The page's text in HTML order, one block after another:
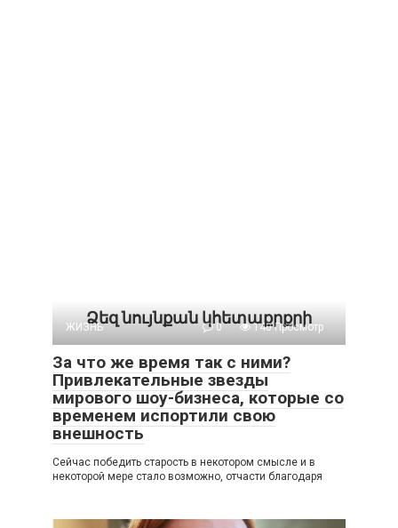
Ձեզ նույնքան կհետաքրքրի
ЖИЗНЬ 0 140 Просмотр
За что же время так с ними?
Привлекательные звезды
мирового шоу-бизнеса, которые со
временем испортили свою
внешность
Сейчас победить старость в некотором смысле и в
некоторой мере стало возможно, отчасти благодаря